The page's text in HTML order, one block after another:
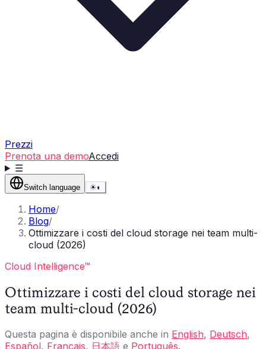
Prezzi
Prenota una demoAccedi
☰
Switch language ☀◐
Home/
Blog/
Ottimizzare i costi del cloud storage nei team multi-
cloud (2026)
Cloud Intelligence™
Ottimizzare i costi del cloud storage nei
team multi-cloud (2026)
Questa pagina è disponibile anche in English, Deutsch,
Español, Français, 日本語 e Português.